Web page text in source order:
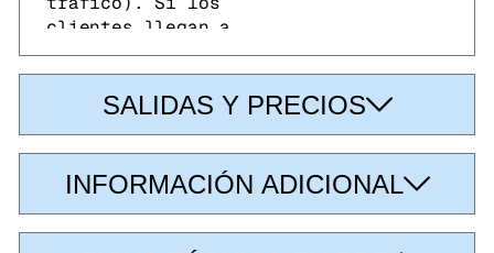
SALIDAS Y PRECIOS
INFORMACIÓN ADICIONAL
clientes llegan a
Ulán Bator con
OM138(Mongolian
Airlines) desde
Alemania)a las
05:10 AMo en
TK236 (Turkish
Airlines) desde
IST (Estambul,